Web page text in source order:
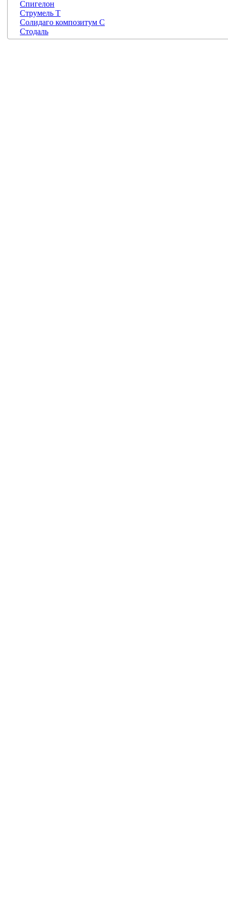
Спигелон
Струмель Т
Солидаго композитум С
Стодаль